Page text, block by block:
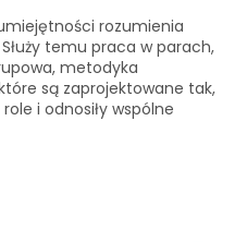
rozumienia
temu praca w parach,
metodyka
są zaprojektowane tak,
i odnosiły wspólne